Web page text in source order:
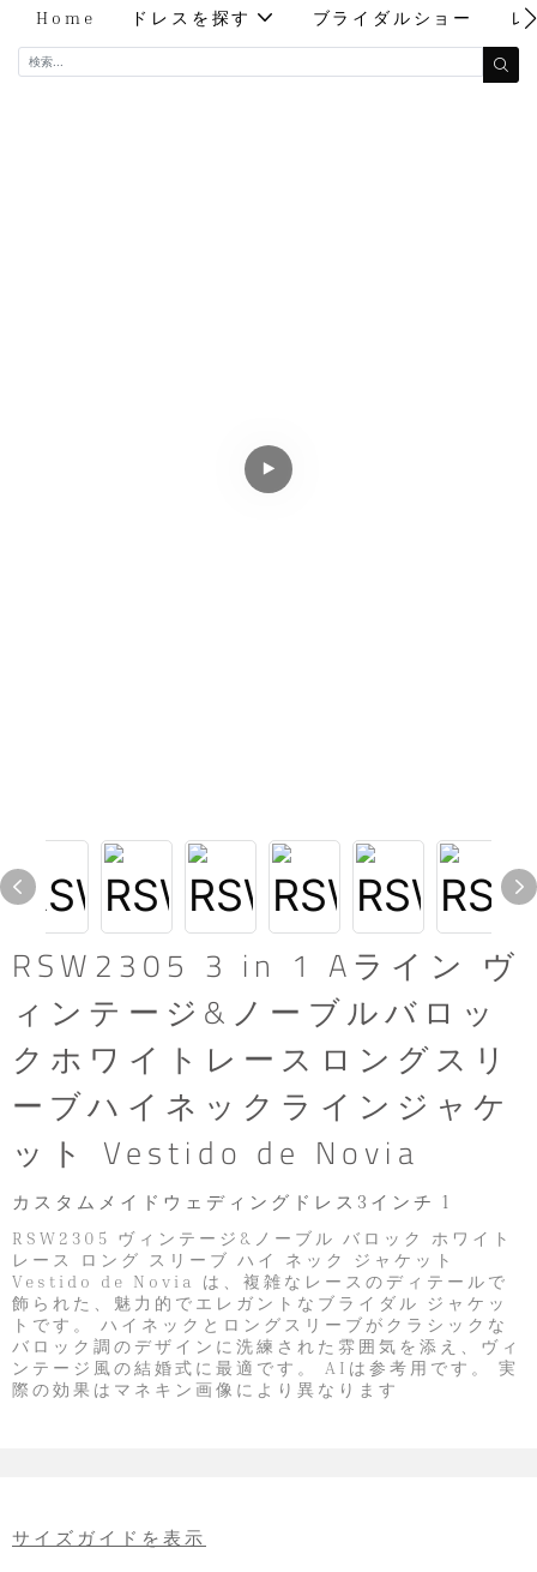
Home ドレスを探す ブライダルショー レ
RSW2305 3 in 1 Aライン ヴ
ィンテージ&ノーブルバロッ
クホワイトレースロングスリ
ーブハイネックラインジャケ
ット Vestido de Novia
カスタムメイドウェディングドレス3インチ 1
RSW2305 ヴィンテージ&ノーブル バロック ホワイト
レース ロング スリーブ ハイ ネック ジャケット
Vestido de Novia は、複雑なレースのディテールで
飾られた、魅力的でエレガントなブライダル ジャケッ
トです。 ハイネックとロングスリーブがクラシックな
バロック調のデザインに洗練された雰囲気を添え、ヴィ
ンテージ風の結婚式に最適です。 AIは参考用です。 実
際の効果はマネキン画像により異なります
サイズガイドを表示